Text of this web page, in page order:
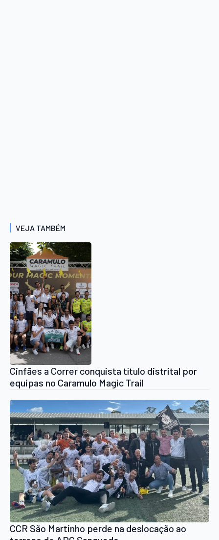
VEJA TAMBÉM
Cinfães a Correr conquista título distrital por
equipas no Caramulo Magic Trail
CCR São Martinho perde na deslocação ao